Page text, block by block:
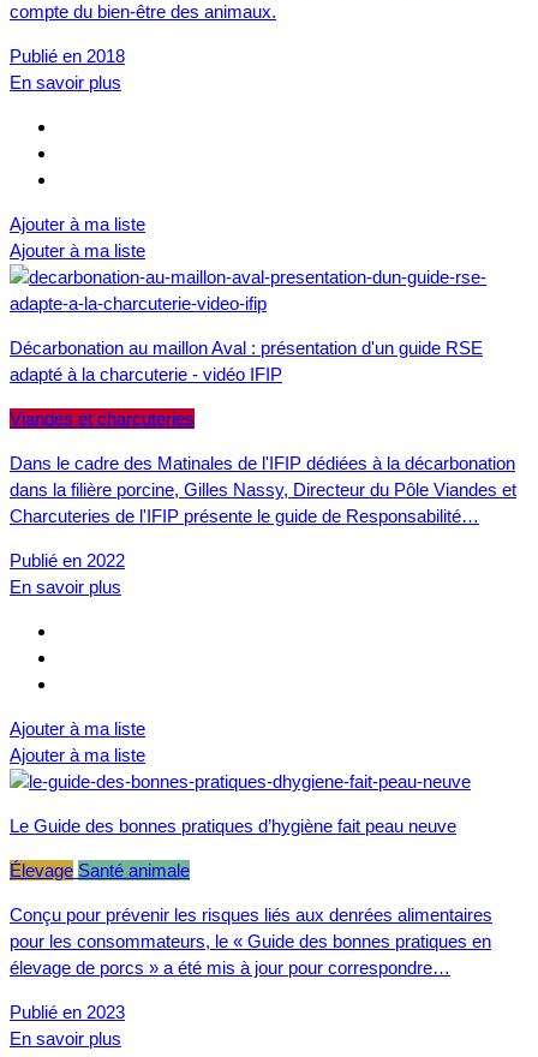
compte du bien-être des animaux.
Publié en 2018
En savoir plus
Ajouter à ma liste
Ajouter à ma liste
Décarbonation au maillon Aval : présentation d'un guide RSE
adapté à la charcuterie - vidéo IFIP
Viandes et charcuteries
Dans le cadre des Matinales de l'IFIP dédiées à la décarbonation
dans la filière porcine, Gilles Nassy, Directeur du Pôle Viandes et
Charcuteries de l'IFIP présente le guide de Responsabilité…
Publié en 2022
En savoir plus
Ajouter à ma liste
Ajouter à ma liste
Le Guide des bonnes pratiques d’hygiène fait peau neuve
Élevage Santé animale
Conçu pour prévenir les risques liés aux denrées alimentaires
pour les consommateurs, le « Guide des bonnes pratiques en
élevage de porcs » a été mis à jour pour correspondre…
Publié en 2023
En savoir plus